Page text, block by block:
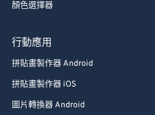
顏色選擇器
行動應用
拼貼畫製作器 Android
拼貼畫製作器 iOS
圖片轉換器 Android